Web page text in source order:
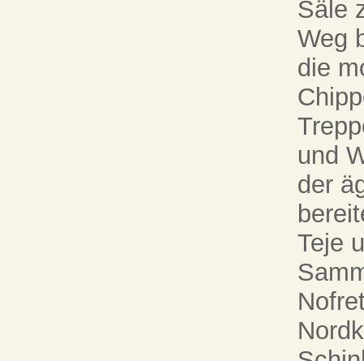
Säle
Weg
die
und
der
Teje